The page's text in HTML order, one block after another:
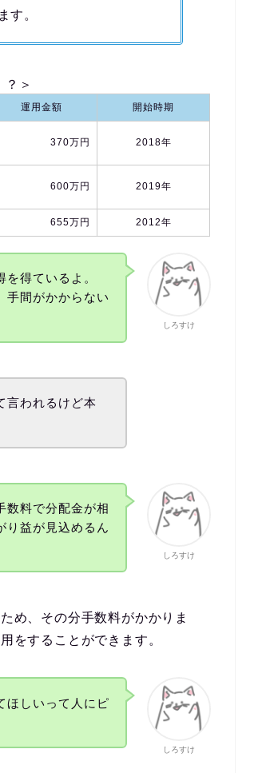
す。
＞
運用金額 開始時期
370万円 2018年
600万円 2019年
655万円 2012年
しろすけ
得ているよ。
手間がかからない
言われるけど本
しろすけ
数料で分配金が相
り益が見込めるん
め、その分手数料がかかりま
をすることができます。
しろすけ
ほしいって人にピ